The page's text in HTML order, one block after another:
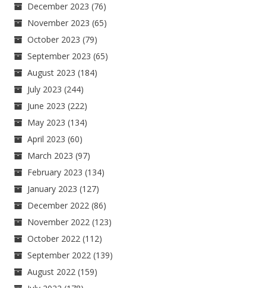
December 2023 (76)
November 2023 (65)
October 2023 (79)
September 2023 (65)
August 2023 (184)
July 2023 (244)
June 2023 (222)
May 2023 (134)
April 2023 (60)
March 2023 (97)
February 2023 (134)
January 2023 (127)
December 2022 (86)
November 2022 (123)
October 2022 (112)
September 2022 (139)
August 2022 (159)